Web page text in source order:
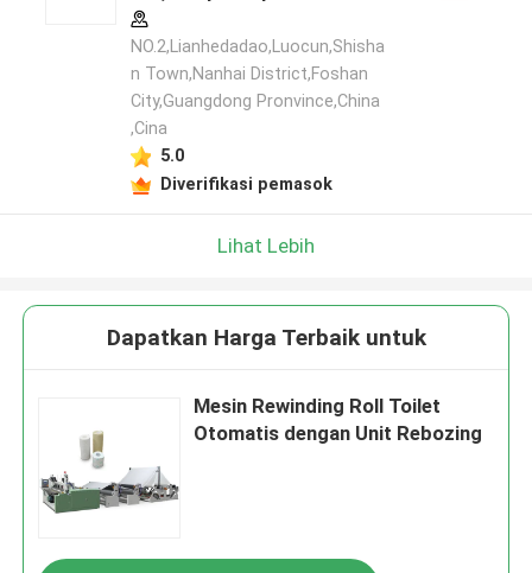
NO.2,Lianhedadao,Luocun,Shisha
n Town,Nanhai District,Foshan
City,Guangdong Pronvince,China
,Cina
5.0
Diverifikasi pemasok
Lihat Lebih
Dapatkan Harga Terbaik untuk
Mesin Rewinding Roll Toilet
Otomatis dengan Unit Rebozing